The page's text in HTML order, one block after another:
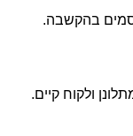
בהקשבה.
ולקוח קיים.